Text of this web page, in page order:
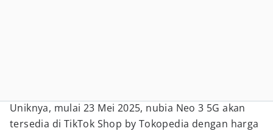
Uniknya, mulai 23 Mei 2025, nubia Neo 3 5G akan
tersedia di TikTok Shop by Tokopedia dengan harga